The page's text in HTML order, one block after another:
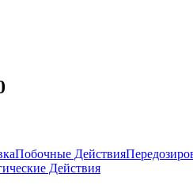
Побочные Действия
Действия